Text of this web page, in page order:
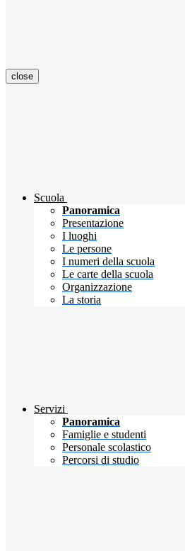
close
Scuola
Panoramica
Presentazione
I luoghi
Le persone
I numeri della scuola
Le carte della scuola
Organizzazione
La storia
Servizi
Panoramica
Famiglie e studenti
Personale scolastico
Percorsi di studio